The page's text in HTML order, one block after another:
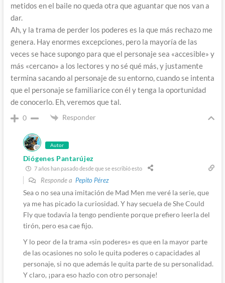
metidos en el baile no queda otra que aguantar que nos van a
dar.
Ah, y la trama de perder los poderes es la que más rechazo me
genera. Hay enormes excepciones, pero la mayoría de las
veces se hace supongo para que el personaje sea «accesible» y
más «cercano» a los lectores y no sé qué más, y justamente
termina sacando al personaje de su entorno, cuando se intenta
que el personaje se familiarice con él y tenga la oportunidad
de conocerlo. Eh, veremos que tal.
0 Responder
Autor
Diógenes Pantarújez
7 años han pasado desde que se escribió esto
Responde a Pepito Pérez
Sea o no sea una imitación de Mad Men me veré la serie, que
ya me has picado la curiosidad. Y hay secuela de She Could
Fly que todavía la tengo pendiente porque prefiero leerla del
tirón, pero esa cae fijo.
Y lo peor de la trama «sin poderes» es que en la mayor parte
de las ocasiones no solo le quita poderes o capacidades al
personaje, si no que además le quita parte de su personalidad.
Y claro, ¡para eso hazlo con otro personaje!